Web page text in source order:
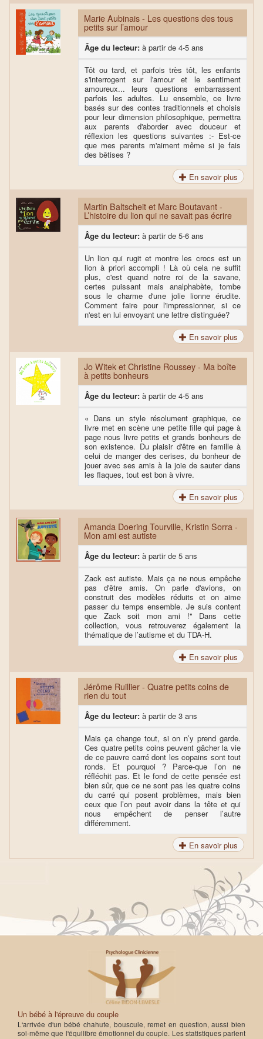
Marie Aubinais - Les questions des tous
petits sur l’amour
Âge du lecteur: à partir de 4-5 ans
Tôt ou tard, et parfois très tôt, les enfants
s'interrogent sur l'amour et le sentiment
amoureux... leurs questions embarrassent
parfois les adultes. Lu ensemble, ce livre
basés sur des contes traditionnels et choisis
pour leur dimension philosophique, permettra
aux parents d'aborder avec douceur et
réflexion les questions suivantes :- Est-ce
que mes parents m'aiment même si je fais
des bêtises ?
En savoir plus
Martin Baltscheit et Marc Boutavant -
L’histoire du lion qui ne savait pas écrire
Âge du lecteur: à partir de 5-6 ans
Un lion qui rugit et montre les crocs est un
lion à priori accompli ! Là où cela ne suffit
plus, c'est quand notre roi de la savane,
certes puissant mais analphabète, tombe
sous le charme d'une jolie lionne érudite.
Comment faire pour l'impressionner, si ce
n'est en lui envoyant une lettre distinguée?
En savoir plus
Jo Witek et Christine Roussey - Ma boîte
à petits bonheurs
Âge du lecteur: à partir de 4-5 ans
« Dans un style résolument graphique, ce
livre met en scène une petite fille qui page à
page nous livre petits et grands bonheurs de
son existence. Du plaisir d'être en famille à
celui de manger des cerises, du bonheur de
jouer avec ses amis à la joie de sauter dans
les flaques, tout est bon à vivre.
En savoir plus
Amanda Doering Tourville, Kristin Sorra -
Mon ami est autiste
Âge du lecteur: à partir de 5 ans
Zack est autiste. Mais ça ne nous empêche
pas d'être amis. On parle d'avions, on
construit des modèles réduits et on aime
passer du temps ensemble. Je suis content
que Zack soit mon ami !" Dans cette
collection, vous retrouverez également la
thématique de l’autisme et du TDA-H.
En savoir plus
Jérôme Ruillier - Quatre petits coins de
rien du tout
Âge du lecteur: à partir de 3 ans
Mais ça change tout, si on n’y prend garde.
Ces quatre petits coins peuvent gâcher la vie
de ce pauvre carré dont les copains sont tout
ronds. Et pourquoi ? Parce-que l’on ne
réfléchit pas. Et le fond de cette pensée est
bien sûr, que ce ne sont pas les quatre coins
du carré qui posent problèmes, mais bien
ceux que l’on peut avoir dans la tête et qui
nous empêchent de penser l’autre
différemment.
En savoir plus
Un bébé à l'épreuve du couple
L'arrivée d'un bébé chahute, bouscule, remet en question, aussi bien
soi-même que l'équilibre émotionnel du couple. Les statistiques parlent